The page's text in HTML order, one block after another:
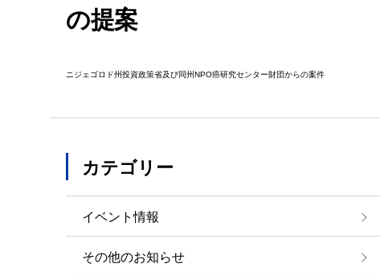
の提案
ニジェゴロド州投資政策省及び同州NPO癌研究センター財団からの案件
カテゴリー
イベント情報
その他のお知らせ